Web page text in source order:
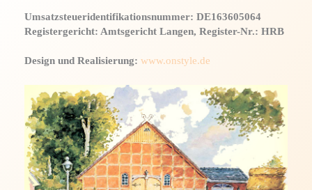
Umsatzsteueridentifikationsnummer: DE163605064
Registergericht: Amtsgericht Langen, Register-Nr.: HRB
Design und Realisierung: www.onstyle.de